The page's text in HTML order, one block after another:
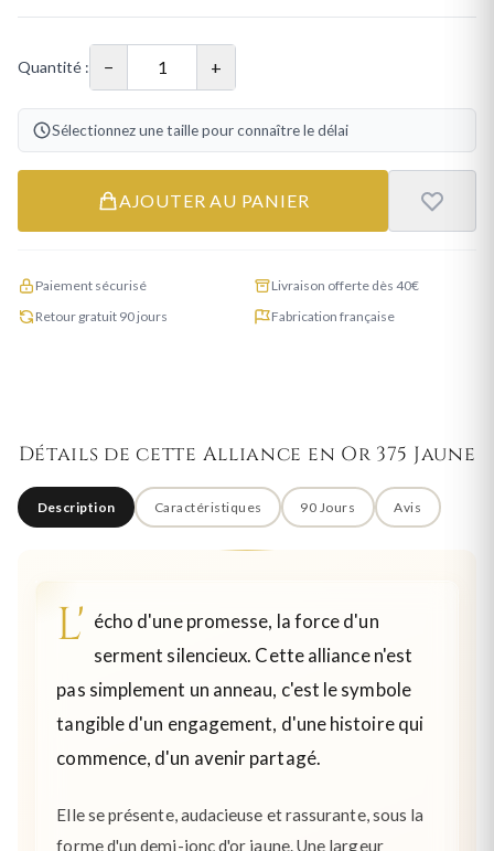
Quantité : − +
Sélectionnez une taille pour connaître le délai
AJOUTER AU PANIER
Paiement sécurisé
Livraison offerte dès 40€
Retour gratuit 90 jours
Fabrication française
Détails de cette Alliance en Or 375 Jaune
Description Caractéristiques 90 Jours Avis
L' écho d'une promesse, la force d'un
serment silencieux. Cette alliance n'est
pas simplement un anneau, c'est le symbole
tangible d'un engagement, d'une histoire qui
commence, d'un avenir partagé.
Elle se présente, audacieuse et rassurante, sous la
forme d'un demi-jonc d'or jaune. Une largeur